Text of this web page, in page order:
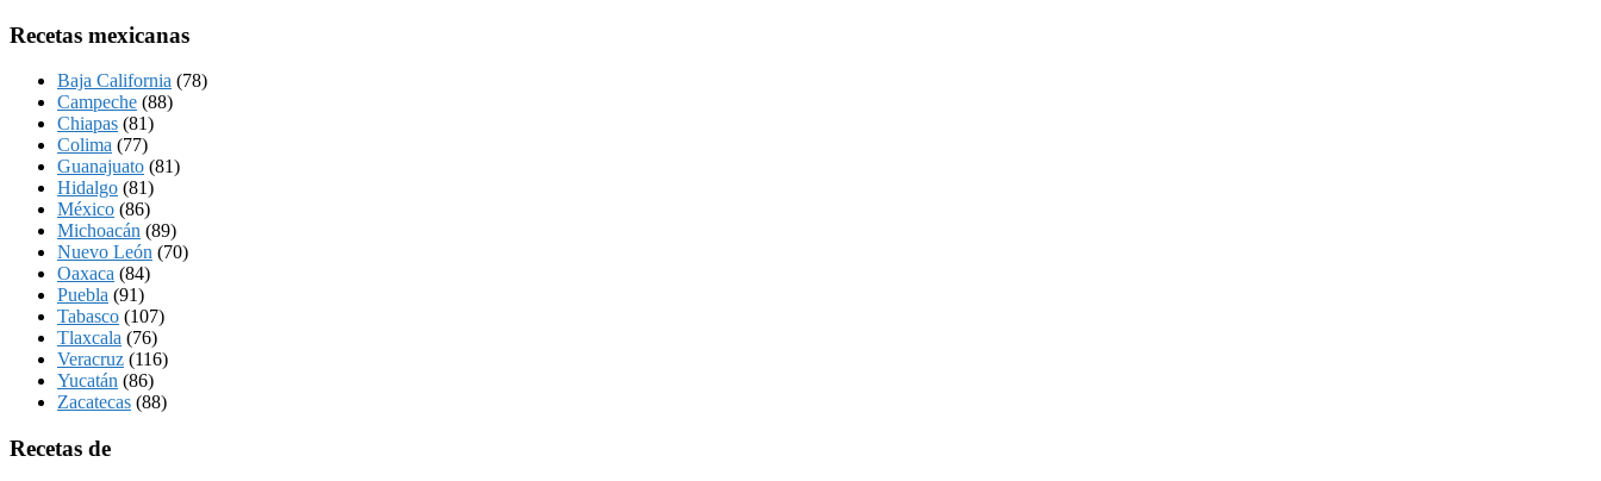
Recetas mexicanas
Baja California (78)
Campeche (88)
Chiapas (81)
Colima (77)
Guanajuato (81)
Hidalgo (81)
México (86)
Michoacán (89)
Nuevo León (70)
Oaxaca (84)
Puebla (91)
Tabasco (107)
Tlaxcala (76)
Veracruz (116)
Yucatán (86)
Zacatecas (88)
Recetas de